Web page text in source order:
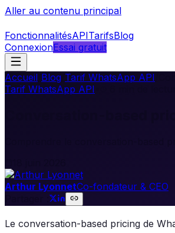
Aller au contenu principal
FonctionnalitésAPITarifsBlog
ConnexionEssai gratuit
Accueil Blog Tarif WhatsApp API
Tarif WhatsApp API
Comprendre le conversation-based
Arthur LyonnetCo-fondateur & CEO
Le conversation-based pricing de